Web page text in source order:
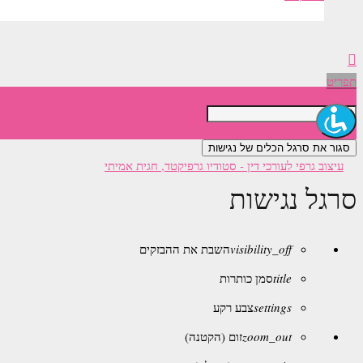
תפריט
סגור את סרגל הכלים של נגישות
סרגל נגישות
visibility_offהשבת את ההבזקים
titleסמן כותרות
settingsצבע רקע
zoom_outזום (הקטנה)